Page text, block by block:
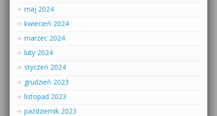
maj 2024
kwiecień 2024
marzec 2024
luty 2024
styczeń 2024
grudzień 2023
listopad 2023
październik 2023